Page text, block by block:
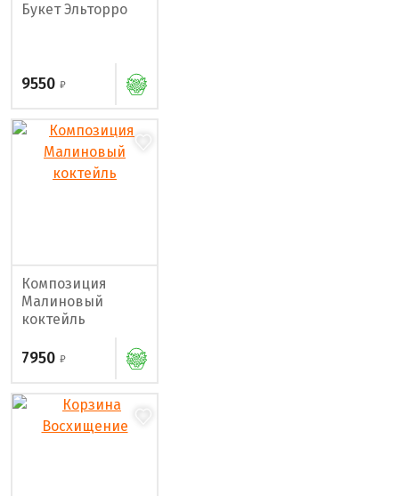
Букет Эльторро
9550
Композиция
Малиновый
коктейль
7950